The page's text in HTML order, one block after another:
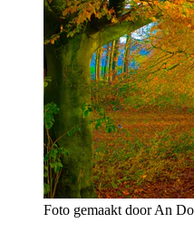
Foto gemaakt door An